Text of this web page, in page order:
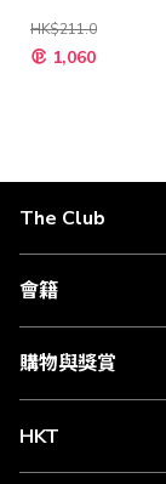
HK$211.0
特
殊 1,060
The Club
關於 The Club
合作夥伴
媒體中心
會籍
會籍及專屬禮遇
賺取積分
購物與獎賞
物流與配送
Club Shopping 商
HKT
csl.